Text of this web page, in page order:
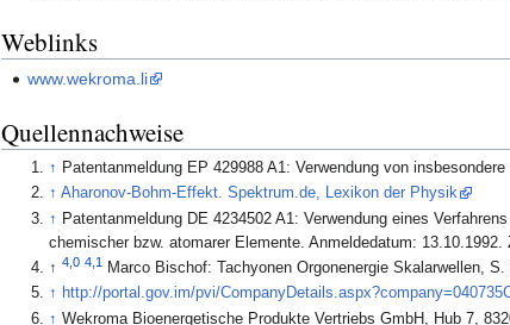
Weblinks
www.wekroma.li
Quellennachweise
↑ Patentanmeldung EP 429988 A1: Verwendung von
↑ Aharonov-Bohm-Effekt. Spektrum.de, Lexikon der Physik
↑ Patentanmeldung DE 4234502 A1: Verwendung eines
chemischer bzw. atomarer Elemente. Anmeldedatum: 13.10.1992.
↑4,0 4,1
Marco Bischof: Tachyonen Orgonenergie Skalarwellen, S.
↑ http://portal.gov.im/pvi/
↑ Wekroma Bioenergetische Produkte Vertriebs GmbH, Hub 7,